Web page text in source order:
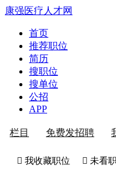
康强医疗人才网
首页
推荐职位
简历
搜职位
搜单位
公招
APP
栏目 免费发招聘
 我收藏职位  未看